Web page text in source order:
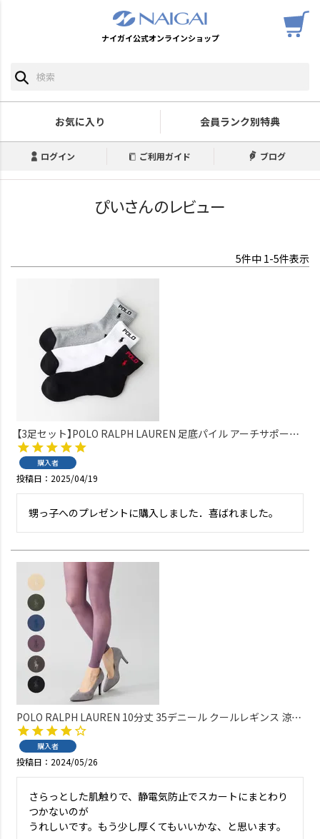
ナイガイ公式オンラインショップ
お気に入り 会員ランク別特典
ログイン ご利用ガイド ブログ
ぴいさんのレビュー
5件中 1-5件表示
【3足セット】POLO RALPH LAUREN 足底パイル アーチサポート
ワンポイント TOPロゴ ショート丈 ソックス メンズ 92009311
購入者
投稿日 2025/04/19
甥っ子へのプレゼントに購入しました．喜ばれました。
POLO RALPH LAUREN 10分丈 35デニール クールレギンス 涼感
糸使用 消臭 UV 静電気防止 ワンポイント刺繍 レディース
01841286
購入者
投稿日 2024/05/26
さらっとした肌触りで、静電気防止でスカートにまとわり
つかないのが
うれしいです。もう少し厚くてもいいかな、と思います。